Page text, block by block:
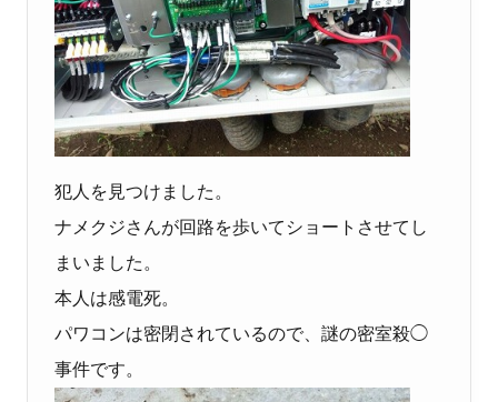
犯人を見つけました。
ナメクジさんが回路を歩いてショートさせてし
まいました。
本人は感電死。
パワコンは密閉されているので、謎の密室殺◯
事件です。